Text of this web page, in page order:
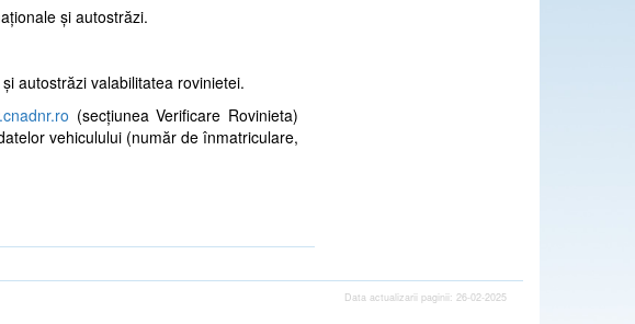
și autostrăzi.
autostrăzi valabilitatea rovinietei.
(secțiunea Verificare Rovinieta)
vehiculului (număr de înmatriculare,
Data actualizarii paginii: 26-02-2025